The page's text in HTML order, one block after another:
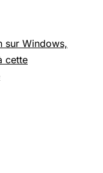
sur Windows,
cette